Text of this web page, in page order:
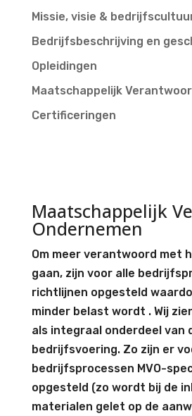
Missie, visie &
Bedrijfsbeschrijving en
Opleidingen
Maatschappelijk
Certificeringen
Maatschappelijk
Ondernemen
Om meer verantwoord met
gaan, zijn voor alle
richtlijnen opgesteld
minder belast wordt . Wij
als integraal onderdeel van
bedrijfsvoering. Zo zijn er
bedrijfsprocessen MVO-
opgesteld (zo wordt bij de
materialen gelet op de